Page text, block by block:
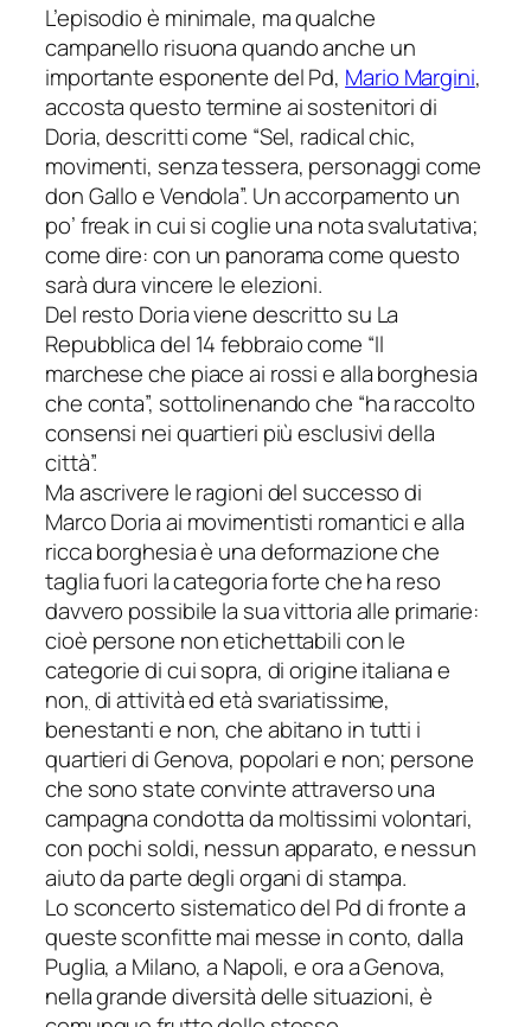
L’episodio è minimale, ma qualche
campanello risuona quando anche un
importante esponente del Pd, Mario Margini,
accosta questo termine ai sostenitori di
Doria, descritti come “Sel, radical chic,
movimenti, senza tessera, personaggi come
don Gallo e Vendola”. Un accorpamento un
po’freakin cui si coglie una nota svalutativa;
come dire: con un panorama come questo
sarà dura vincere le elezioni.
Del resto Doria viene descritto su La
Repubblicadel 14 febbraio come “Il
marchese che piace ai rossi e alla borghesia
che conta”, sottolinenando che “ha raccolto
consensi nei quartieri più esclusivi della
città”.
Ma ascrivere le ragioni del successo di
Marco Doria ai movimentisti romantici e alla
ricca borghesia è una deformazione che
taglia fuori la categoria forte che ha reso
davvero possibile la sua vittoria alle primarie:
cioè persone non etichettabili con le
categorie di cui sopra, di origine italiana e
non, di attività ed età svariatissime,
benestanti e non, che abitano in tutti i
quartieri di Genova, popolari e non; persone
che sono state convinte attraverso una
campagna condotta da moltissimi volontari,
con pochi soldi, nessun apparato, e nessun
aiuto da parte degli organi di stampa.
Lo sconcerto sistematico del Pd di fronte a
queste sconfitte mai messe in conto, dalla
Puglia, a Milano, a Napoli, e ora a Genova,
nella grande diversità delle situazioni, è